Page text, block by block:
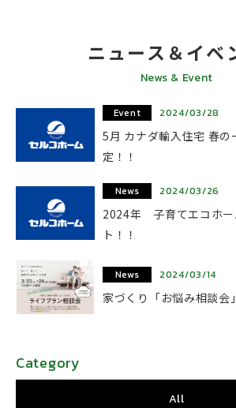
ニュース＆イベ
News & Event
Event 2024/03/28
5月 カナダ輸入住宅 春の
定！！
News 2024/03/26
2024年 子育てエコホー
ト！！
News 2024/03/14
家づくり「お悩み相談会
Category
All